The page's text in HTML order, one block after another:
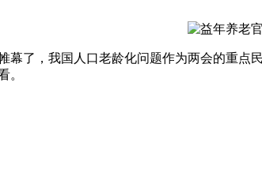
幕了，我国人口老龄化问题作为两会的重
。